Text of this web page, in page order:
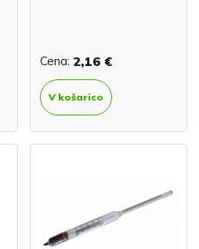
Cena: 2,16 €
V košarico